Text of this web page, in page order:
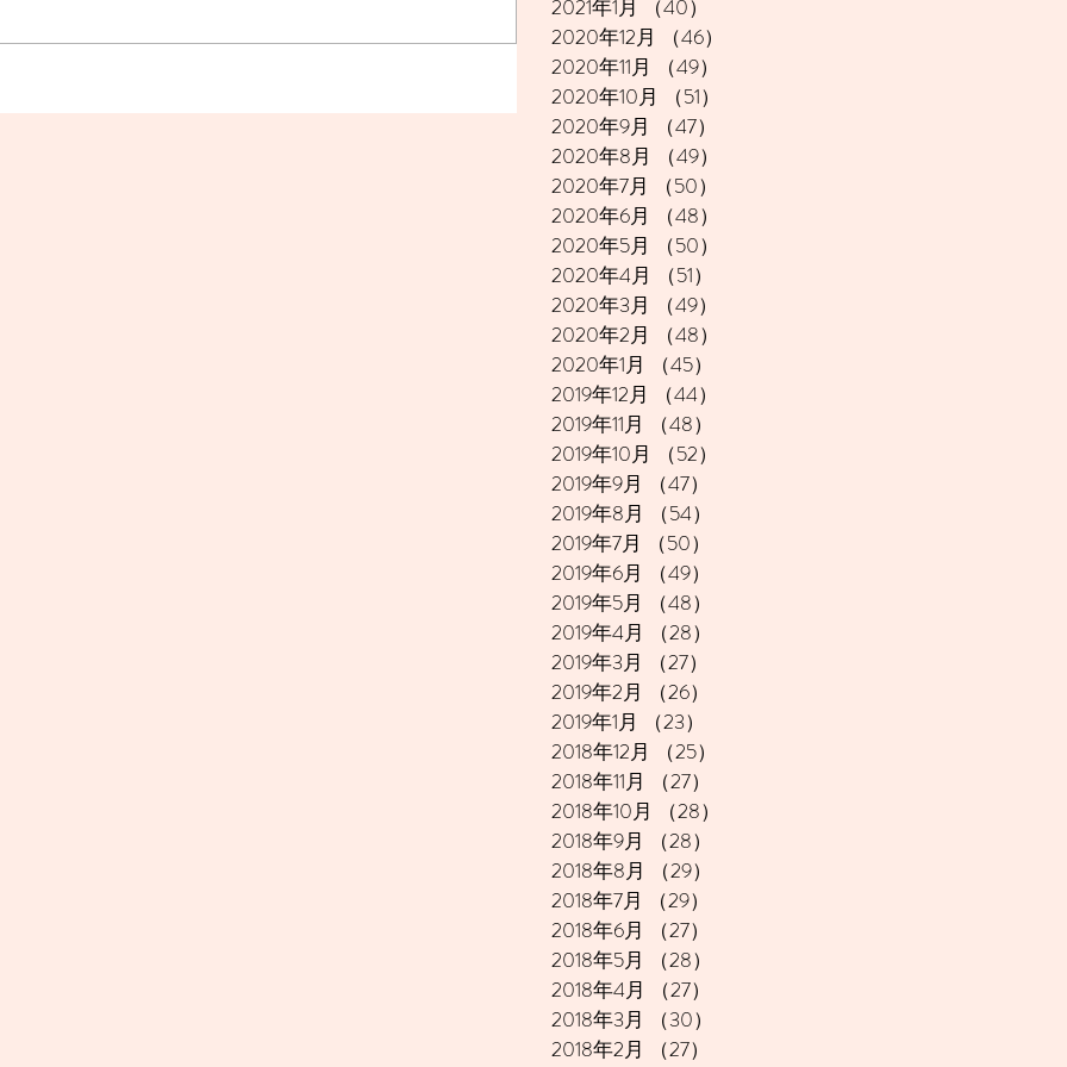
2021年1月
（40）
2020年12月
（46）
2020年11月
（49）
2020年10月
（51）
2020年9月
（47）
2020年8月
（49）
2020年7月
（50）
2020年6月
（48）
2020年5月
（50）
2020年4月
（51）
2020年3月
（49）
2020年2月
（48）
2020年1月
（45）
2019年12月
（44）
2019年11月
（48）
2019年10月
（52）
2019年9月
（47）
2019年8月
（54）
2019年7月
（50）
2019年6月
（49）
2019年5月
（48）
2019年4月
（28）
2019年3月
（27）
2019年2月
（26）
2019年1月
（23）
2018年12月
（25）
2018年11月
（27）
2018年10月
（28）
2018年9月
（28）
2018年8月
（29）
2018年7月
（29）
2018年6月
（27）
2018年5月
（28）
2018年4月
（27）
2018年3月
（30）
2018年2月
（27）